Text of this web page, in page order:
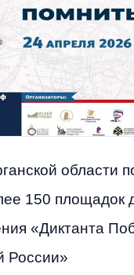
области
150 площадок
«Диктанта
России»